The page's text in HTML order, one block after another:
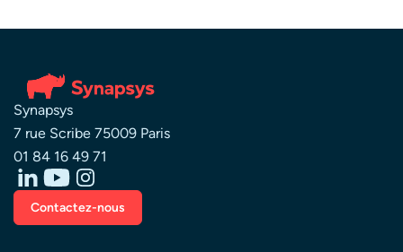
Synapsys
7 rue Scribe 75009 Paris
01 84 16 49 71
Contactez-nous